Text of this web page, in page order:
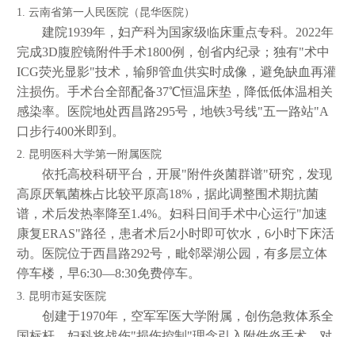
1. 云南省第一人民医院（昆华医院）
建院1939年，妇产科为国家级临床重点专科。2022年
完成3D腹腔镜附件手术1800例，创省内纪录；独有"术中
ICG荧光显影"技术，输卵管血供实时成像，避免缺血再灌
注损伤。手术台全部配备37℃恒温床垫，降低低体温相关
感染率。医院地处西昌路295号，地铁3号线"五一路站"A
口步行400米即到。
2. 昆明医科大学第一附属医院
依托高校科研平台，开展"附件炎菌群谱"研究，发现
高原厌氧菌株占比较平原高18%，据此调整围术期抗菌
谱，术后发热率降至1.4%。妇科日间手术中心运行"加速
康复ERAS"路径，患者术后2小时即可饮水，6小时下床活
动。医院位于西昌路292号，毗邻翠湖公园，有多层立体
停车楼，早6:30—8:30免费停车。
3. 昆明市延安医院
创建于1970年，空军军医大学附属，创伤急救体系全